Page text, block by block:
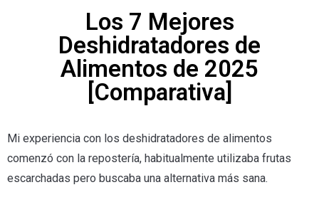
Los 7 Mejores
Deshidratadores de
Alimentos de 2025
[Comparativa]
Mi experiencia con los deshidratadores de alimentos
comenzó con la repostería, habitualmente utilizaba frutas
escarchadas pero buscaba una alternativa más sana.